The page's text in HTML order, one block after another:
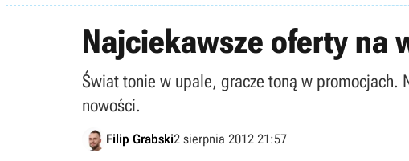
Najciekawsze oferty na
Świat tonie w upale, gracze toną w promocjach.
nowości.
Filip Grabski2 sierpnia 2012 21:57